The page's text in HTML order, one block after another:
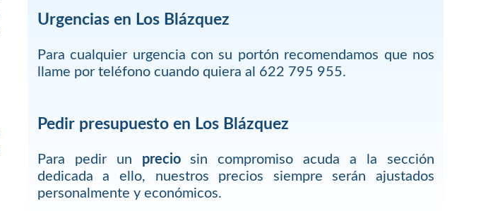
Urgencias en Los Blázquez
Para cualquier urgencia con su portón recomendamos que nos
llame por teléfono cuando quiera al 622 795 955.
Pedir presupuesto en Los Blázquez
Para pedir un preciosin compromiso acuda a la sección
dedicada a ello, nuestros precios siempre serán ajustados
personalmente y económicos.